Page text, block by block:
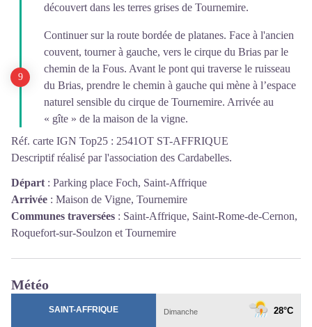
découvert dans les terres grises de Tournemire.
Continuer sur la route bordée de platanes. Face à l'ancien
couvent, tourner à gauche, vers le cirque du Brias par le
chemin de la Fous. Avant le pont qui traverse le ruisseau
du Brias, prendre le chemin à gauche qui mène à l’espace
naturel sensible du cirque de Tournemire. Arrivée au
« gîte » de la maison de la vigne.
Réf. carte IGN Top25 : 2541OT ST-AFFRIQUE
Descriptif réalisé par l'association des Cardabelles.
Départ : Parking place Foch, Saint-Affrique
Arrivée : Maison de Vigne, Tournemire
Communes traversées : Saint-Affrique, Saint-Rome-de-Cernon,
Roquefort-sur-Soulzon et Tournemire
Météo